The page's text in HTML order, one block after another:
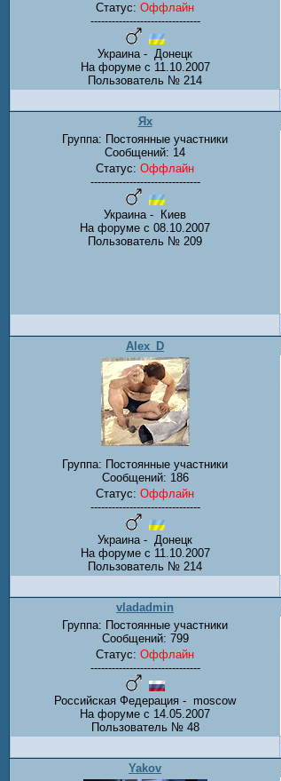
Статус: Оффлайн
-------------------------------
Украина - Донецк
На форуме с 11.10.2007
Пользователь № 214
Ях
Группа: Постоянные участники
Сообщений: 14
Статус: Оффлайн
-------------------------------
Украина - Киев
На форуме с 08.10.2007
Пользователь № 209
Alex_D
Группа: Постоянные участники
Сообщений: 186
Статус: Оффлайн
-------------------------------
Украина - Донецк
На форуме с 11.10.2007
Пользователь № 214
vladadmin
Группа: Постоянные участники
Сообщений: 799
Статус: Оффлайн
-------------------------------
Российская Федерация - moscow
На форуме с 14.05.2007
Пользователь № 48
Yakov